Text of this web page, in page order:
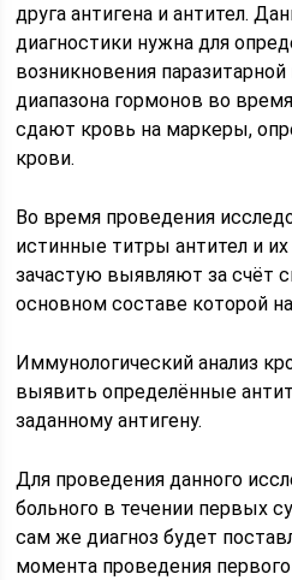
друга антигена и антител.
диагностики нужна для
возникновения
диапазона гормонов во
сдают кровь на маркеры,
крови.
Во время проведения
истинные титры антител и
зачастую выявляют за счёт
основном составе которой
Иммунологический анализ
выявить определённые
заданному антигену.
Для проведения данного
больного в течении первых
сам же диагноз будет
момента проведения